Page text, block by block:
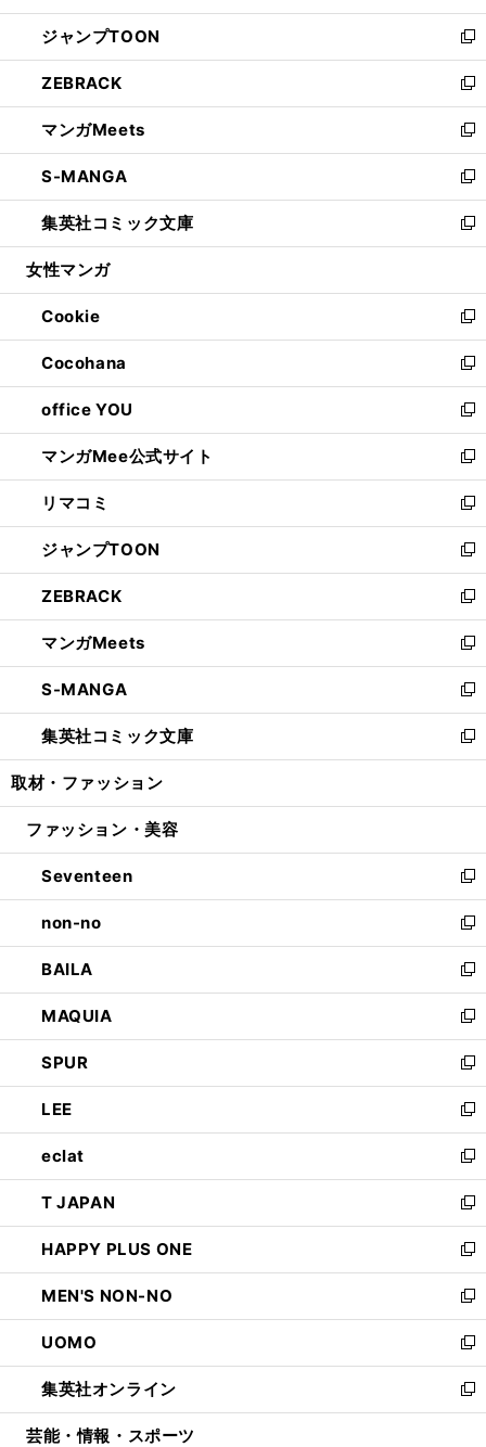
開
く
ウ
で
開
く
ン
ド
ウ
で
開
く
ウ
ィ
ン
ド
ウ
で
開
く
し
い
ウ
ィ
ン
ド
ウ
で
開
く
ジャンプTOON
新
し
い
ウ
ィ
ン
ド
ウ
で
開
ZEBRACK
新
し
い
ウ
ィ
ン
ド
ウ
開
く
マンガMeets
新
し
い
ウ
ィ
ン
ウ
で
開
く
S-MANGA
新
し
い
ウ
ン
ド
ウ
で
開
く
集英社コミック文庫
新
し
ウ
ィ
ン
ド
ウ
で
開
く
女性マンガ
Cookie
新
し
い
ウ
ィ
ン
ド
ウ
で
開
く
Cocohana
新
し
い
ウ
ィ
ン
ド
ウ
で
開
く
office YOU
新
し
い
ウ
ィ
ン
ド
ウ
で
開
く
マンガMee公式サイト
新
し
い
ウ
ィ
ン
ド
ウ
で
開
く
リマコミ
新
し
い
ウ
ィ
ン
ド
ウ
で
開
く
ジャンプTOON
新
し
い
ウ
ィ
ン
ド
ウ
で
開
ZEBRACK
新
し
い
ウ
ィ
ン
ド
ウ
開
マンガMeets
新
し
い
ウ
ィ
ン
ウ
開
く
S-MANGA
新
し
い
ウ
ン
ウ
で
開
く
集英社コミック文庫
新
し
ウ
ン
ド
ウ
で
開
く
取材・ファッション
ファッション・美容
Seventeen
新
し
い
ウ
ィ
ン
ド
ウ
で
開
く
non-no
新
し
い
ウ
ィ
ン
ド
ウ
で
開
く
BAILA
新
し
い
ウ
ィ
ン
ド
ウ
で
開
く
MAQUIA
新
し
い
ウ
ィ
ン
ド
ウ
で
開
く
SPUR
新
し
い
ウ
ィ
ン
ド
ウ
で
開
く
LEE
新
し
い
ウ
ィ
ン
ド
ウ
で
開
く
eclat
新
し
い
ウ
ィ
ン
ド
ウ
で
開
く
T JAPAN
新
し
い
ウ
ィ
ン
ド
ウ
で
開
HAPPY PLUS ONE
新
し
い
ウ
ィ
ン
ド
ウ
MEN'S NON-NO
新
し
い
ウ
ィ
ン
UOMO
新
し
い
ウ
集英社オンライン
新
し
芸能・情報・スポーツ